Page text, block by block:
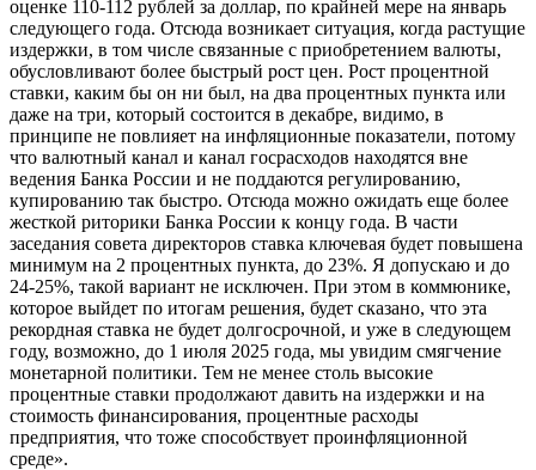
оценке 110-112 рублей за доллар, по крайней мере на январь
следующего года. Отсюда возникает ситуация, когда растущие
издержки, в том числе связанные с приобретением валюты,
обусловливают более быстрый рост цен. Рост процентной
ставки, каким бы он ни был, на два процентных пункта или
даже на три, который состоится в декабре, видимо, в
принципе не повлияет на инфляционные показатели, потому
что валютный канал и канал госрасходов находятся вне
ведения Банка России и не поддаются регулированию,
купированию так быстро. Отсюда можно ожидать еще более
жесткой риторики Банка России к концу года. В части
заседания совета директоров ставка ключевая будет повышена
минимум на 2 процентных пункта, до 23%. Я допускаю и до
24-25%, такой вариант не исключен. При этом в коммюнике,
которое выйдет по итогам решения, будет сказано, что эта
рекордная ставка не будет долгосрочной, и уже в следующем
году, возможно, до 1 июля 2025 года, мы увидим смягчение
монетарной политики. Тем не менее столь высокие
процентные ставки продолжают давить на издержки и на
стоимость финансирования, процентные расходы
предприятия, что тоже способствует проинфляционной
среде».